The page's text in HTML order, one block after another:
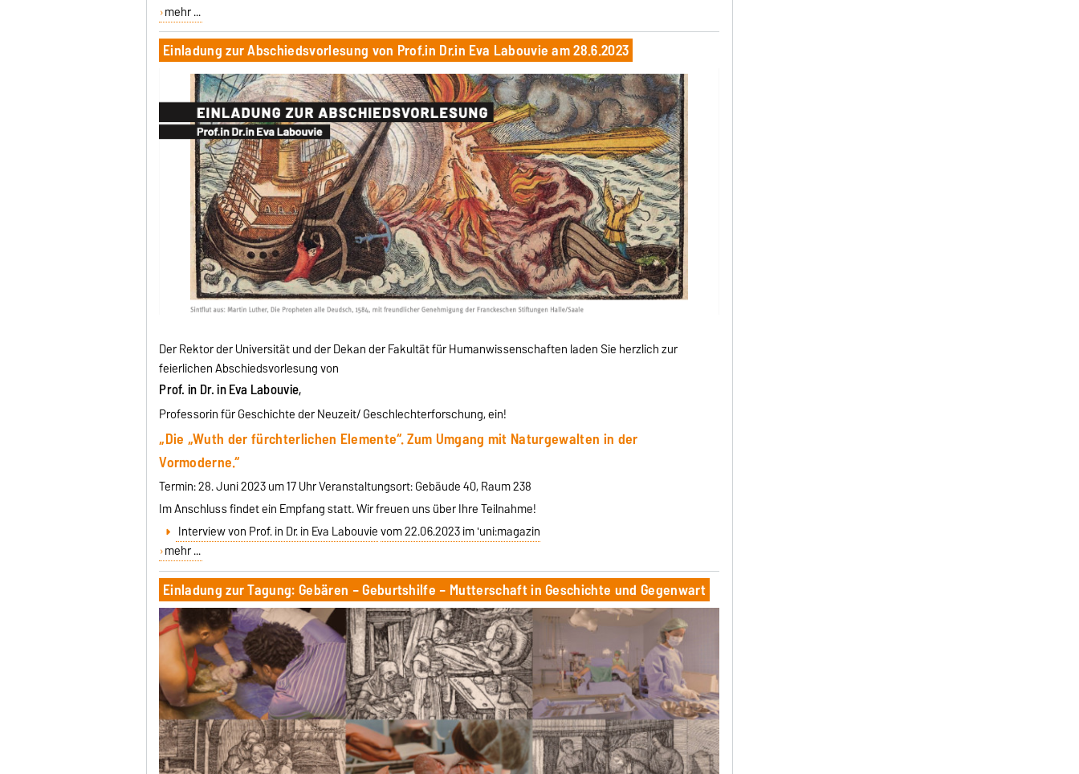
mehr ...
Einladung zur Abschiedsvorlesung von Prof.in Dr.in Eva Labouvie am 28.6.2023
Der Rektor der Universität und der Dekan der Fakultät für Humanwissenschaften laden Sie herzlich zur
feierlichen Abschiedsvorlesung von
Prof. in Dr. in Eva Labouvie,
Professorin für Geschichte der Neuzeit/ Geschlechterforschung, ein!
„Die „Wuth der fürchterlichen Elemente“. Zum Umgang mit Naturgewalten in der
Vormoderne.“
Termin: 28. Juni 2023 um 17 Uhr Veranstaltungsort: Gebäude 40, Raum 238
Im Anschluss findet ein Empfang statt. Wir freuen uns über Ihre Teilnahme!
Interview von Prof. in Dr. in Eva Labouvievom 22.06.2023 im 'uni:magazin
mehr ...
Einladung zur Tagung: Gebären – Geburtshilfe – Mutterschaft in Geschichte und Gegenwart